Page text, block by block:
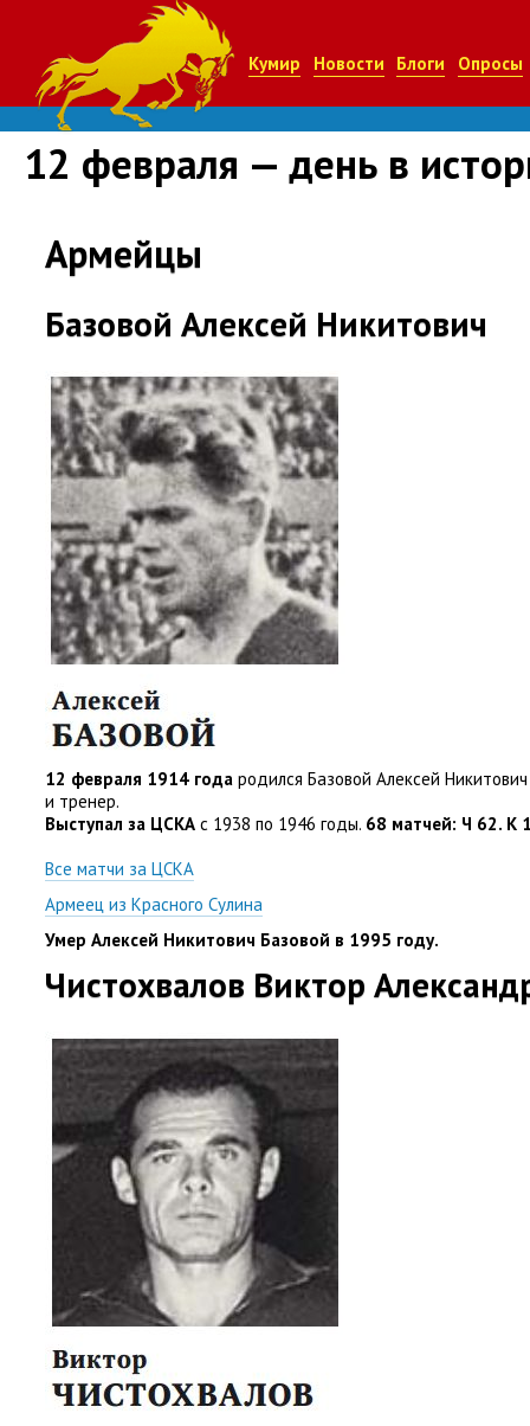
Кумир Новости Блоги Опросы
12 февраля — день в
Армейцы
Базовой Алексей Никитович
12 февраля 1914 года родился Базовой Алексей
и тренер.
Выступал за ЦСКА с 1938 по 1946 годы. 68 матчей: Ч 62. К
Все матчи за ЦСКА
Армеец из Красного Сулина
Умер Алексей Никитович Базовой в 1995 году.
Чистохвалов Виктор